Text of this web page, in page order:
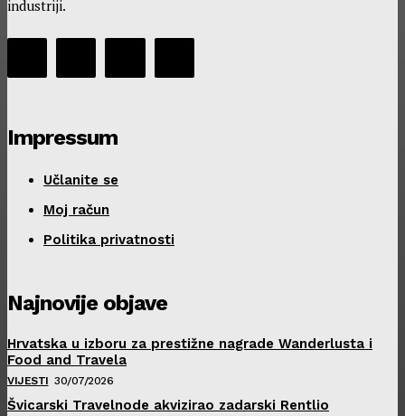
industriji.
Impressum
Učlanite se
Moj račun
Politika privatnosti
Najnovije objave
Hrvatska u izboru za prestižne nagrade Wanderlusta i
Food and Travela
VIJESTI 30/07/2026
Švicarski Travelnode akvizirao zadarski Rentlio